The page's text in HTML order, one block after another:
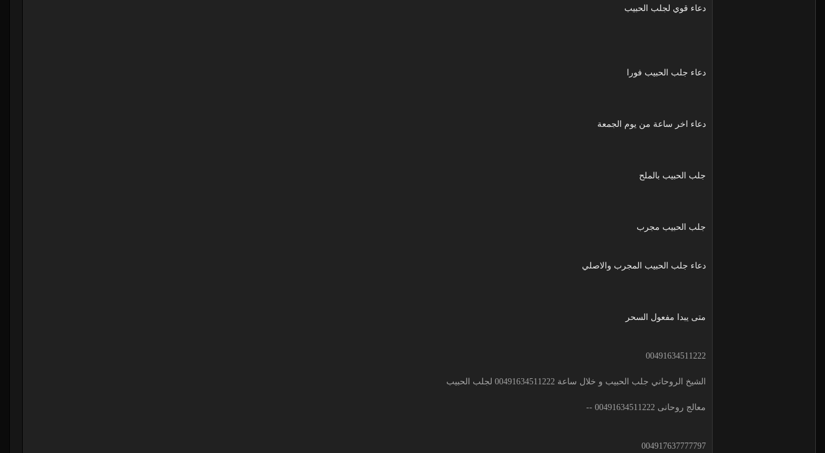
دعاء قوي لجلب الحبيب
دعاء جلب الحبيب فورا
دعاء اخر ساعة من يوم الجمعة
جلب الحبيب بالملح
جلب الحبيب مجرب
دعاء جلب الحبيب المجرب والاصلي
متى يبدا مفعول السحر
00491634511222
الشيخ الروحاني جلب الحبيب و خلال ساعة 00491634511222 لجلب الحبيب
معالج روحانى 00491634511222 --
004917637777797